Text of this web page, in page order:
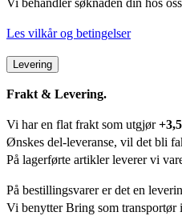
Vi behandler søknaden din hos
Les vilkår og betingelser
Levering
Frakt & Levering.
Vi har en flat frakt som utgjør
Ønskes del-leveranse, vil det bli
På lagerførte artikler leverer vi
På bestillingsvarer er det en
Vi benytter Bring som transportør